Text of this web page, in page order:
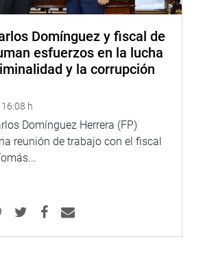
Domínguez y fiscal de
esfuerzos en la lucha
y la corrupción
h
Domínguez Herrera (FP)
reunión de trabajo con el fiscal